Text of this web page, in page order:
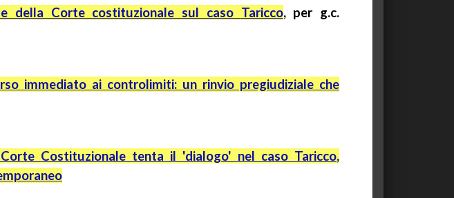
della Corte costituzionale sul caso Taricco, per g.c.
immediato ai controlimiti: un rinvio pregiudiziale che
Costituzionale tenta il 'dialogo' nel caso Taricco,